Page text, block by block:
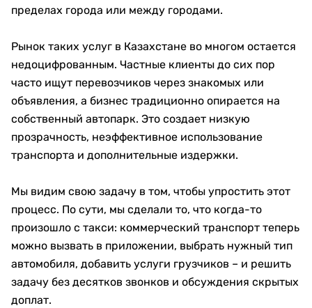
пределах города или между городами.
Рынок таких услуг в Казахстане во многом остается
недоцифрованным. Частные клиенты до сих пор
часто ищут перевозчиков через знакомых или
объявления, а бизнес традиционно опирается на
собственный автопарк. Это создает низкую
прозрачность, неэффективное использование
транспорта и дополнительные издержки.
Мы видим свою задачу в том, чтобы упростить этот
процесс. По сути, мы сделали то, что когда-то
произошло с такси: коммерческий транспорт теперь
можно вызвать в приложении, выбрать нужный тип
автомобиля, добавить услуги грузчиков – и решить
задачу без десятков звонков и обсуждения скрытых
доплат.